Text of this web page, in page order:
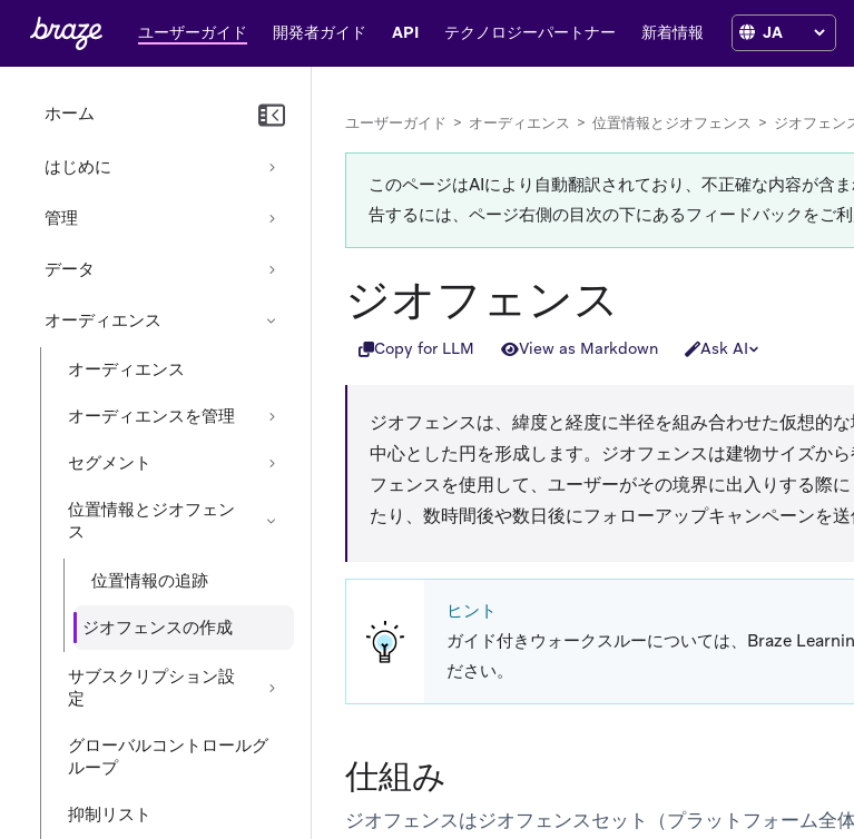
ユーザーガイド 開発者ガイド API テクノロジーパートナー 新着情報
ホーム
はじめに
管理
データ
オーディエンス
オーディエンス
オーディエンスを管理
セグメント
位置情報とジオフェン
ス
位置情報の追跡
ジオフェンスの作成
サブスクリプション設
定
グローバルコントロールグ
ループ
抑制リスト
ユーザーガイド > オーディエンス > 位置情報とジオフェンス > ジオフェン
このページはAIにより自動翻訳されており、不正確な内容が含
告するには、ページ右側の目次の下にあるフィードバックをご利
ジオフェンス
Copy for LLM View as Markdown Ask AI
ジオフェンスは、緯度と経度に半径を組み合わせた仮想的
中心とした円を形成します。ジオフェンスは建物サイズか
フェンスを使用して、ユーザーがその境界に出入りする際
たり、数時間後や数日後にフォローアップキャンペーンを送
ヒント
ガイド付きウォークスルーについては、Braze
ださい。
仕組み
ジオフェンスはジオフェンスセット（プラットフォーム全